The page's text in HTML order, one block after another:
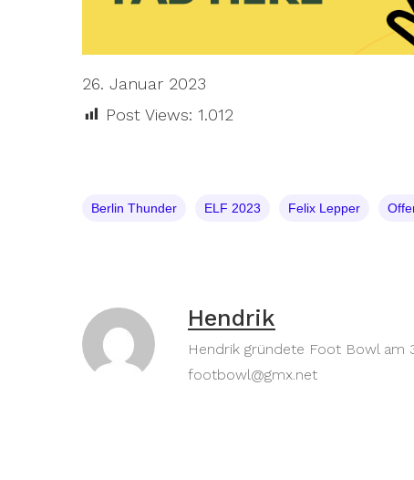
26. Januar 2023
Post Views: 1.012
Berlin Thunder ELF 2023 Felix Lepper
Hendrik
Hendrik gründete Foot Bowl am
footbowl@gmx.net